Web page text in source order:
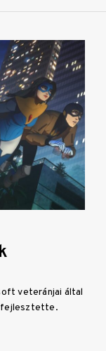
veteránjai által
fejlesztette.